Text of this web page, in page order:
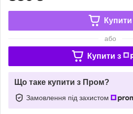
Купити
або
Купити з
Що таке купити з Пром?
Замовлення під захистом